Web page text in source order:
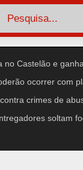
no Castelão e
ocorrer com
crimes de
soltam